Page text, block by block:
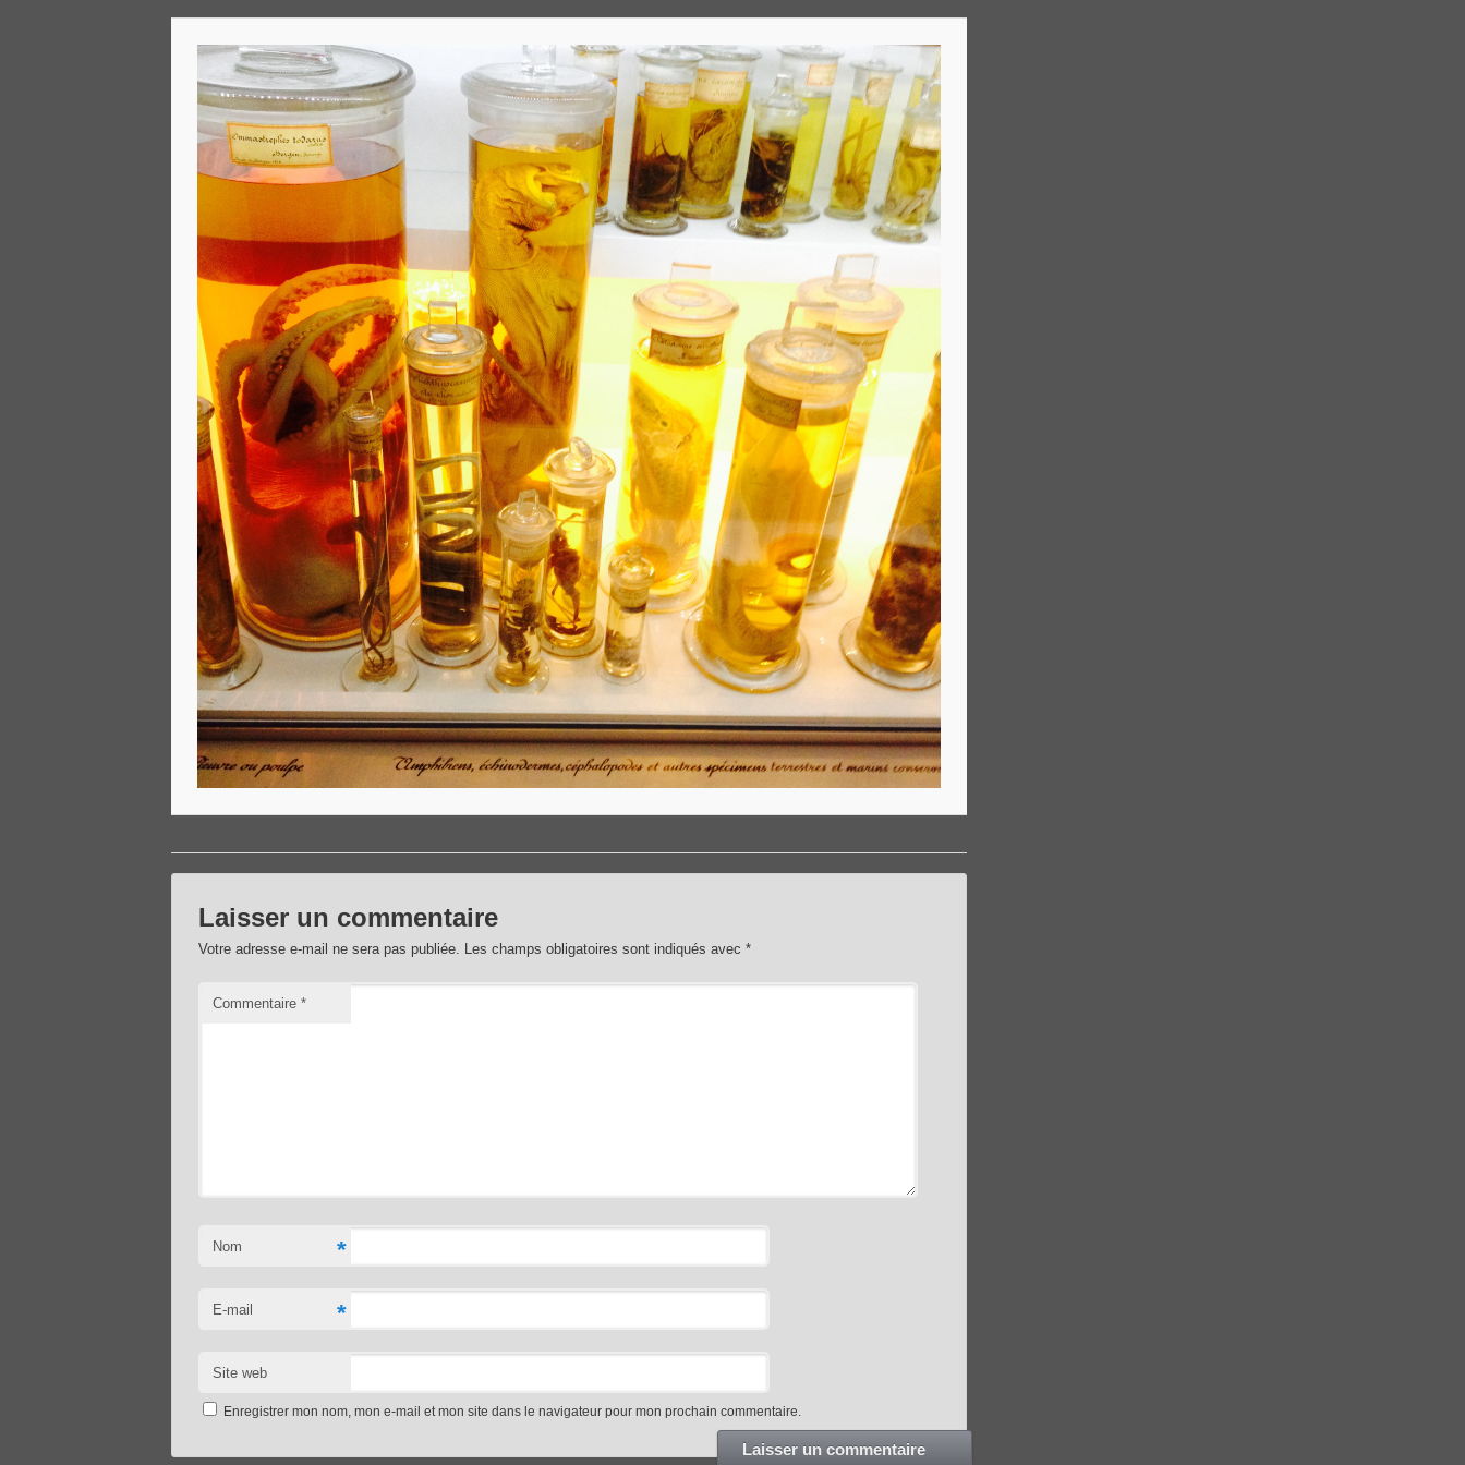
Laisser un commentaire
Votre adresse e-mail ne sera pas publiée. Les champs obligatoires sont indiqués avec*
Commentaire*
Nom *
E-mail *
Site web
Enregistrer mon nom, mon e-mail et mon site dans le navigateur pour mon prochain commentaire.